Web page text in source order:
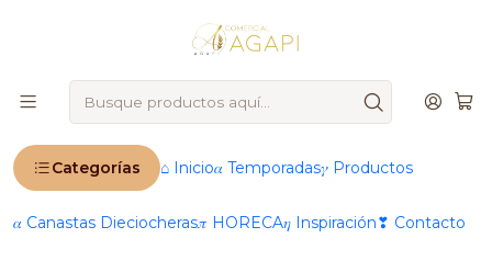
Categorías ⌂ Inicio𝛼 Temporadas𝛾 Productos
𝛼 Canastas Dieciocheras𝜋 HORECA𝜂 Inspiración❣ Contacto
IMPORTANTE: Ahora operamos 100 % online 🚨
Inicio Productos
🍰 Repostería & Panadería
Rellenos & Cremas
Mermelada Puratos 1kg Sabores Diversos